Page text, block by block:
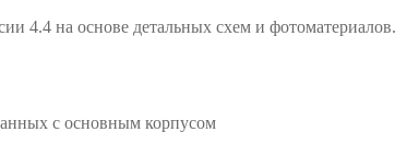
4.4 на основе детальных схем и фотоматериалов.
с основным корпусом